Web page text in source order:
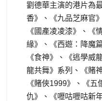
劉德華主演的港片為
香》、《九品芝麻官
《國產凌凌漆》、《
緣》、《西遊：降魔
《食神》、《逃學威
龍共舞》系列、《賭
《賭俠1999》、《
仇》、《嚦咕嚦咕新